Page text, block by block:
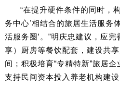
“在提升硬件条件的同时，
务中心’相结合的旅居生活服务
活服务圈’。”明庆忠建议，应
享）厨房等餐饮配套，建设共
间；积极培育“专精特新”旅居企
支持民间资本投入养老机构建